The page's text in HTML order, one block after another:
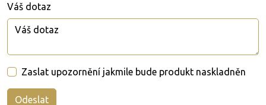
Váš dotaz
Zaslat upozornění jakmile bude produkt naskladněn